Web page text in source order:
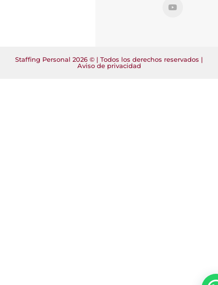
Staffing Personal 2026 © | Todos los derechos reservados |
Aviso de privacidad